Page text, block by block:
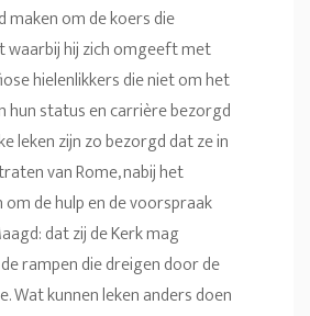
maken om de koers die
waarbij hij zich omgeeft met
hielenlikkers die niet om het
hun status en carrière bezorgd
leken zijn zo bezorgd dat ze in
van Rome, nabij het
om de hulp en de voorspraak
dat zij de Kerk mag
rampen die dreigen door de
Wat kunnen leken anders doen